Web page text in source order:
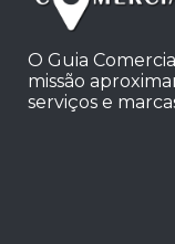
O Guia
missão
serviços e